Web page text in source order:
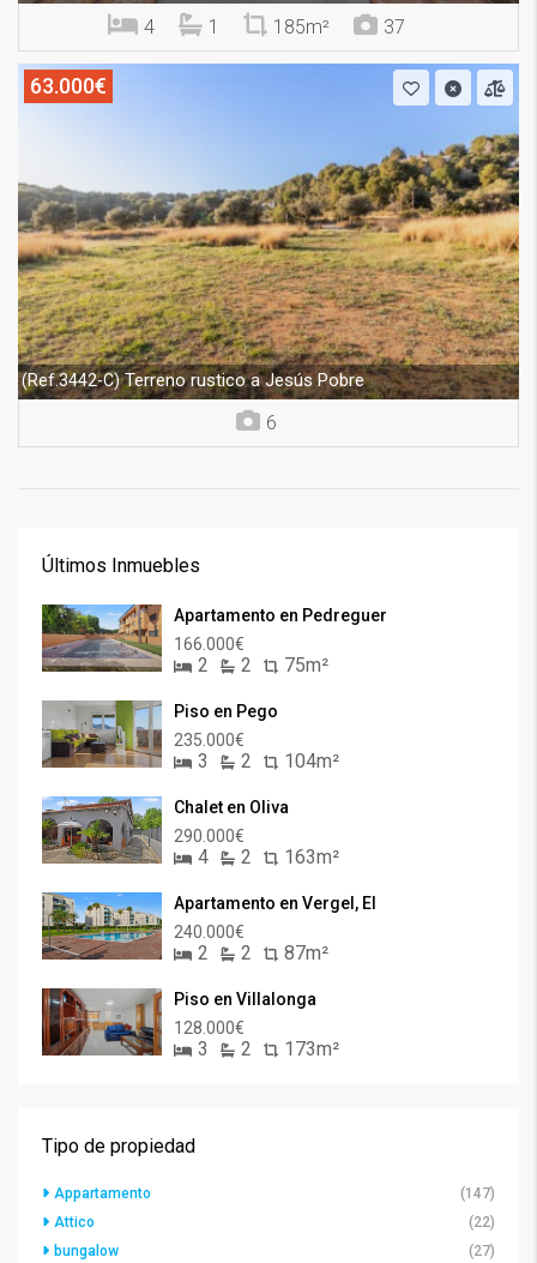
4 1 185m² 37
63.000€
(Ref.3442-C)Terreno rustico a Jesús Pobre
6
Últimos Inmuebles
Apartamento en Pedreguer
166.000€
2 2 75m²
Piso en Pego
235.000€
3 2 104m²
Chalet en Oliva
290.000€
4 2 163m²
Apartamento en Vergel, El
240.000€
2 2 87m²
Piso en Villalonga
128.000€
3 2 173m²
Tipo de propiedad
Appartamento
(147)
Attico
(22)
bungalow
(27)